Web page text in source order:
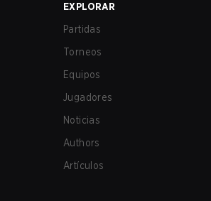
EXPLORAR
Partidas
Torneos
Equipos
Jugadores
Noticias
Authors
Artículos